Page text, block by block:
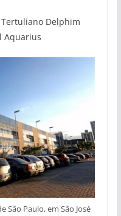
Tertuliano Delphim
Aquarius
São Paulo, em São José